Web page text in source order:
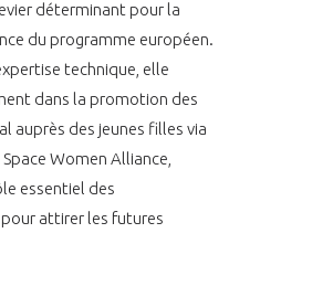
déterminant pour la
du programme européen.
technique, elle
dans la promotion des
auprès des jeunes filles via
Women Alliance,
essentiel des
attirer les futures